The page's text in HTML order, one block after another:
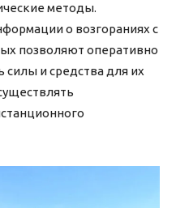
методы.
о возгораниях с
позволяют оперативно
силы и средства для их